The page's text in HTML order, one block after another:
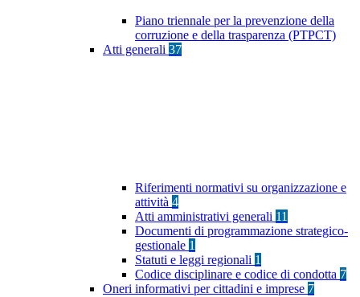
Piano triennale per la prevenzione della
corruzione e della trasparenza (PTPCT)
Atti generali 37
Riferimenti normativi su organizzazione e
attività 4
Atti amministrativi generali 11
Documenti di programmazione strategico-
gestionale 1
Statuti e leggi regionali 1
Codice disciplinare e codice di condotta 7
Oneri informativi per cittadini e imprese 7